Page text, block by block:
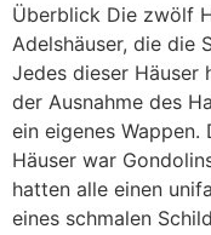
Überblick Die zwölf
Adelshäuser, die die
Jedes dieser Häuser
der Ausnahme des
ein eigenes
Häuser war
hatten alle einen
eines schmalen